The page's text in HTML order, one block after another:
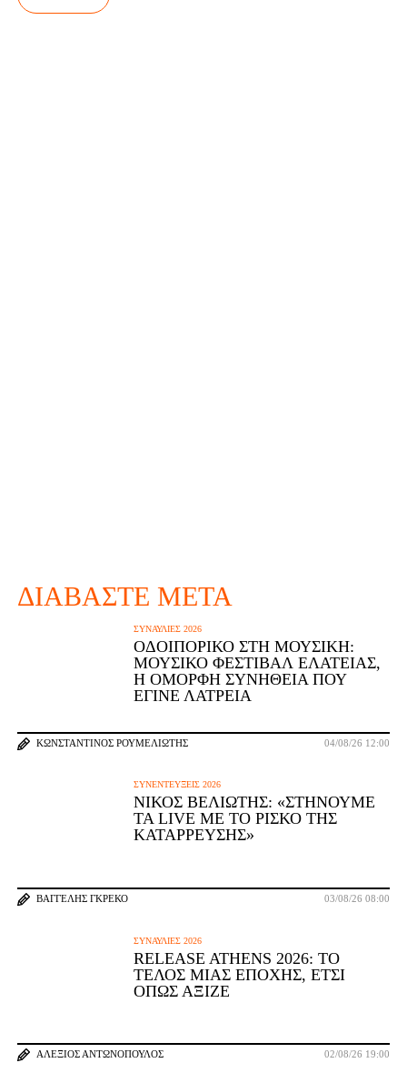
ΔΙΑΒΆΣΤΕ ΜΕΤΆ
ΣΥΝΑΥΛΊΕΣ 2026
ΟΔΟΙΠΟΡΙΚΌ ΣΤΗ ΜΟΥΣΙΚΉ:
ΜΟΥΣΙΚΌ ΦΕΣΤΙΒΆΛ ΕΛΆΤΕΙΑΣ,
Η ΌΜΟΡΦΗ ΣΥΝΉΘΕΙΑ ΠΟΥ
ΈΓΙΝΕ ΛΑΤΡΕΊΑ
ΚΩΝΣΤΑΝΤΊΝΟΣ ΡΟΥΜΕΛΙΏΤΗΣ 04/08/26 12:00
ΣΥΝΕΝΤΕΎΞΕΙΣ 2026
ΝΊΚΟΣ ΒΕΛΙΏΤΗΣ: «ΣΤΉΝΟΥΜΕ
ΤΑ LIVE ΜΕ ΤΟ ΡΊΣΚΟ ΤΗΣ
ΚΑΤΆΡΡΕΥΣΗΣ»
ΒΑΓΓΈΛΗΣ ΓΚΡΈΚΟ 03/08/26 08:00
ΣΥΝΑΥΛΊΕΣ 2026
RELEASE ATHENS 2026: ΤΟ
ΤΈΛΟΣ ΜΙΑΣ ΕΠΟΧΉΣ, ΈΤΣΙ
ΌΠΩΣ ΆΞΙΖΕ
ΑΛΈΞΙΟΣ ΑΝΤΩΝΌΠΟΥΛΟΣ 02/08/26 19:00